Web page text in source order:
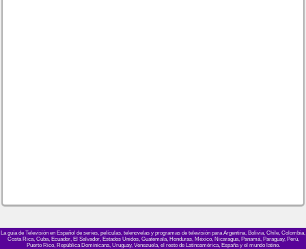
La guía de Televisión en Español de series, películas, telenovelas y programas de televisión para Argentina, Bolivia, Chile, Colombia,
Costa Rica, Cuba, Ecuador, El Salvador, Estados Unidos, Guatemala, Honduras, México, Nicaragua, Panamá, Paraguay, Perú,
Puerto Rico, República Dominicana, Uruguay, Venezuela, el resto de Latinoamérica, España y el mundo latino.